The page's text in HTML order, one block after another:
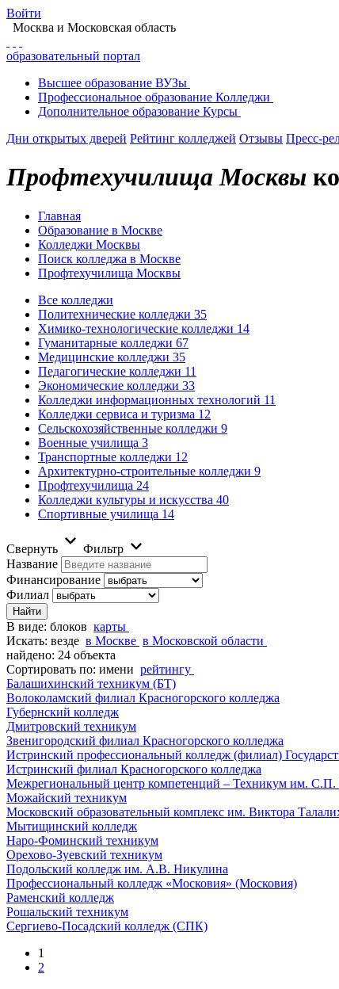
Войти
Москва и Московская область
образовательный портал
Высшее образование ВУЗы
Профессиональное образование Колледжи
Дополнительное образование Курсы
Дни открытых дверей Рейтинг колледжей Отзывы Пресс-
Профтехучилища Москвы
Главная
Образование в Москве
Колледжи Москвы
Поиск колледжа в Москве
Профтехучилища Москвы
Все колледжи
Политехнические колледжи 35
Химико-технологические колледжи 14
Гуманитарные колледжи 67
Медицинские колледжи 35
Педагогические колледжи 11
Экономические колледжи 33
Колледжи информационных технологий 11
Колледжи сервиса и туризма 12
Сельскохозяйственные колледжи 9
Военные училища 3
Транспортные колледжи 12
Архитектурно-строительные колледжи 9
Профтехучилища 24
Колледжи культуры и искусства 40
Спортивные училища 14
Свернуть
Фильтр
Название
Финансирование
Филиал
В виде: блоков карты
Искать: везде в Москве в Московской области
найдено: 24 объекта
Сортировать по: имени рейтингу
Балашихинский техникум (БТ)
Волоколамский филиал Красногорского колледжа
Губернский колледж
Дмитровский техникум
Звенигородский филиал Красногорского колледжа
Истринский профессиональный колледж (филиал)
Истринский филиал Красногорского колледжа
Межрегиональный центр компетенций – Техникум им. С.П.
Можайский техникум
Московский образовательный комплекс им. Виктора
Мытищинский колледж
Наро-Фоминский техникум
Орехово-Зуевский техникум
Подольский колледж им. А.В. Никулина
Профессиональный колледж «Московия» (Московия)
Раменский колледж
Рошальский техникум
Сергиево-Посадский колледж (СПК)
1
2